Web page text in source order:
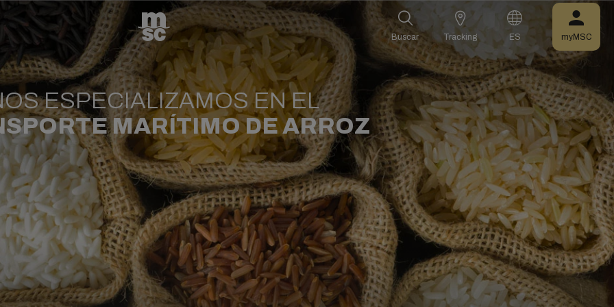
Buscar Tracking ES myMSC
ESPECIALIZAMOS EN EL
MARÍTIMO DE ARROZ